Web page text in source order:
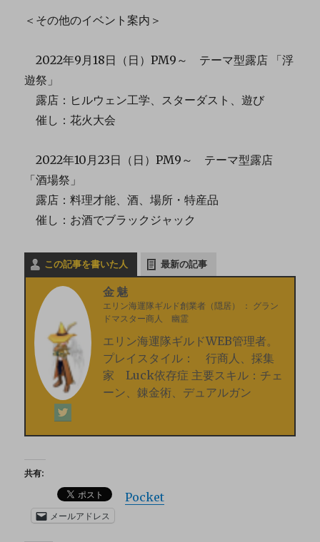
＜その他のイベント案内＞
2022年9月18日（日）PM9～ テーマ型露店 「浮
遊祭」
露店：ヒルウェン工学、スターダスト、遊び
催し：花火大会
2022年10月23日（日）PM9～ テーマ型露店
「酒場祭」
露店：料理才能、酒、場所・特産品
催し：お酒でブラックジャック
この記事を書いた人 最新の記事
金魅
エリン海運隊ギルド創業者（隠居） ： グラン
ドマスター商人 幽霊
エリン海運隊ギルドWEB管理者。
プレイスタイル： 行商人、採集
家 Luck依存症 主要スキル：チェ
ーン、錬金術、デュアルガン
共有:
Pocket
メールアドレス